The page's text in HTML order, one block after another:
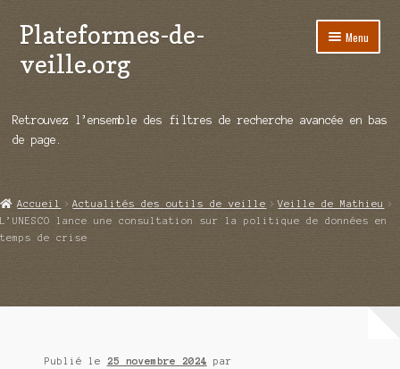
Aller
à
la
Aller
au
contenu
Plateformes-de-
veille.org
Menu
Répertoire d’ouitils
Démos vidéos
Ouvrir
Qui sommes-nous ?
Retrouvez l’ensemble des filtres de recherche avancée en bas
de page.
Accueil Actualités des outils de veille
Veille de Mathieu
L’UNESCO lance une consultation sur la politique de données en
temps de crise
Publié le 25 novembre 2024 par